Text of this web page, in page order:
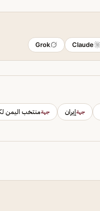
Claude
Grok
جهةإيران جهةمنتخب اليمن